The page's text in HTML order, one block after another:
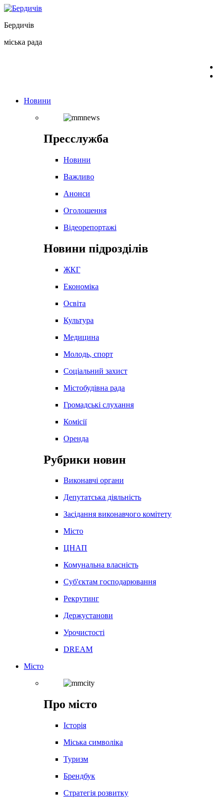
Перейти
вмісту
Бердичів
міська рада
Новини
Пресслужба
Новини
Важливо
Анонси
Оголошення
Відеорепортажі
Новини підрозділів
ЖКГ
Економіка
Освіта
Культура
Медицина
Молодь, спорт
Соціальний захист
Містобудівна рада
Громадські слухання
Комісії
Оренда
Рубрики новин
Виконавчі органи
Депутатська діяльність
Засідання виконавчого комітету
Місто
ЦНАП
Комунальна власність
Суб'єктам господарювання
Рекрутинг
Держустанови
Урочистості
DREAM
Місто
Про місто
Історія
Міська символіка
Туризм
Брендбук
Стратегія розвитку